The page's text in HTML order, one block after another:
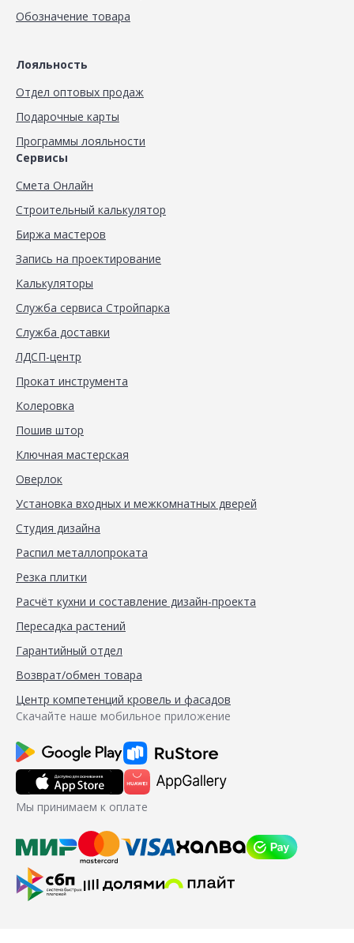
Обозначение товара
Лояльность
Отдел оптовых продаж
Подарочные карты
Программы лояльности
Сервисы
Смета Онлайн
Строительный калькулятор
Биржа мастеров
Запись на проектирование
Калькуляторы
Служба сервиса Стройпарка
Служба доставки
ЛДСП-центр
Прокат инструмента
Колеровка
Пошив штор
Ключная мастерская
Оверлок
Установка входных и межкомнатных дверей
Студия дизайна
Распил металлопроката
Резка плитки
Расчёт кухни и составление дизайн-проекта
Пересадка растений
Гарантийный отдел
Возврат/обмен товара
Центр компетенций кровель и фасадов
Скачайте наше мобильное приложение
Мы принимаем к оплате